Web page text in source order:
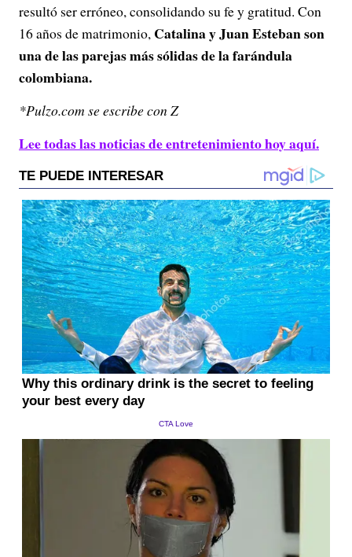
resultó ser erróneo, consolidando su fe y gratitud. Con
16 años de matrimonio, Catalina y Juan Esteban son
una de las parejas más sólidas de la farándula
colombiana.
*Pulzo.com se escribe con Z
Lee todas las noticias de entretenimiento hoy aquí.